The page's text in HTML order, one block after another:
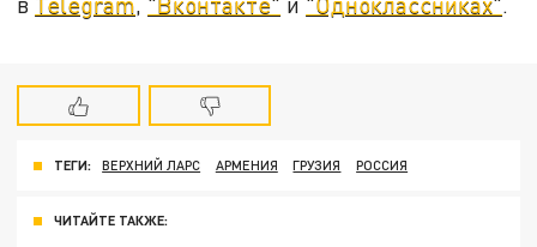
ТЕГИ: ВЕРХНИЙ ЛАРС АРМЕНИЯ ГРУЗИЯ РОССИЯ
ЧИТАЙТЕ ТАКЖЕ: